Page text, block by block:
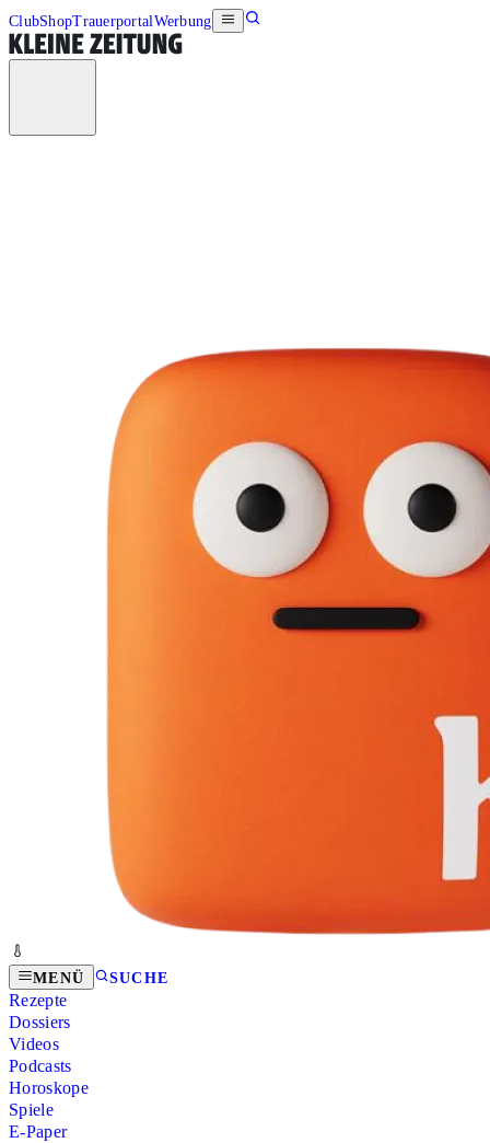
ClubShopTrauerportalWerbung
MENÜ SUCHE
Rezepte
Dossiers
Videos
Podcasts
Horoskope
Spiele
E-Paper